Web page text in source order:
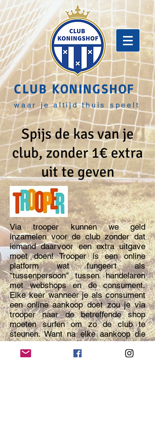
CLUB KONINGSHOF
waar je altijd thuis speelt
Spijs de kas van je
club, zonder 1€ extra
uit te geven
Via trooper kunnen we geld
inzamelen voor de club zonder dat
iemand daarvoor een extra uitgave
moet doen! Trooper is een online
platform wat fungeert als
“tussenpersoon" tussen handelaren
met webshops en de consument.
Elke keer wanneer je als consument
een online aankoop doet zou je via
trooper naar de betreffende shop
moeten surfen om zo de club te
steunen. Want na elke aankoop die
via trooper doet draagt de webshop
een percentage van je aankoop af